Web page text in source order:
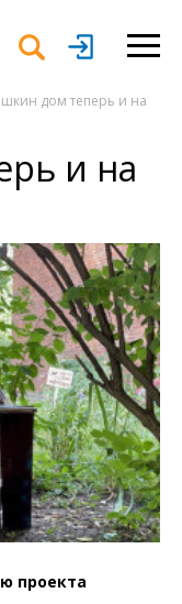
дом теперь и на
и на
проекта